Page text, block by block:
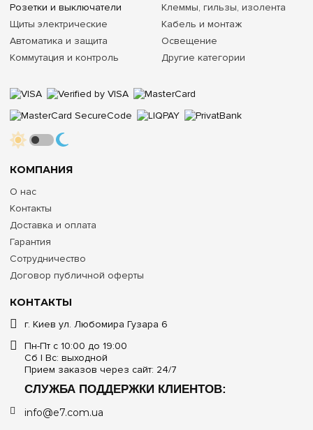
КОНТАКТЫ
г. Киев ул. Любомира Гузара 6
Пн-Пт с 10:00 до 19:00
Сб | Вс: выходной
Прием заказов через сайт: 24/7
СЛУЖБА ПОДДЕРЖКИ КЛИЕНТОВ:
info@e7.com.ua
КОМПАНИЯ
О нас
Контакты
Доставка и оплата
Гарантия
Сотрудничество
Договор публичной оферты
Розетки и выключатели
Щиты электрические
Автоматика и защита
Коммутация и контроль
Клеммы, гильзы, изолента
Кабель и монтаж
Освещение
Другие категории